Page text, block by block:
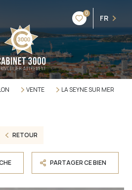
0
FR
VENTE
LA SEYNE SUR MER
RETOUR
PARTAGER CE BIEN